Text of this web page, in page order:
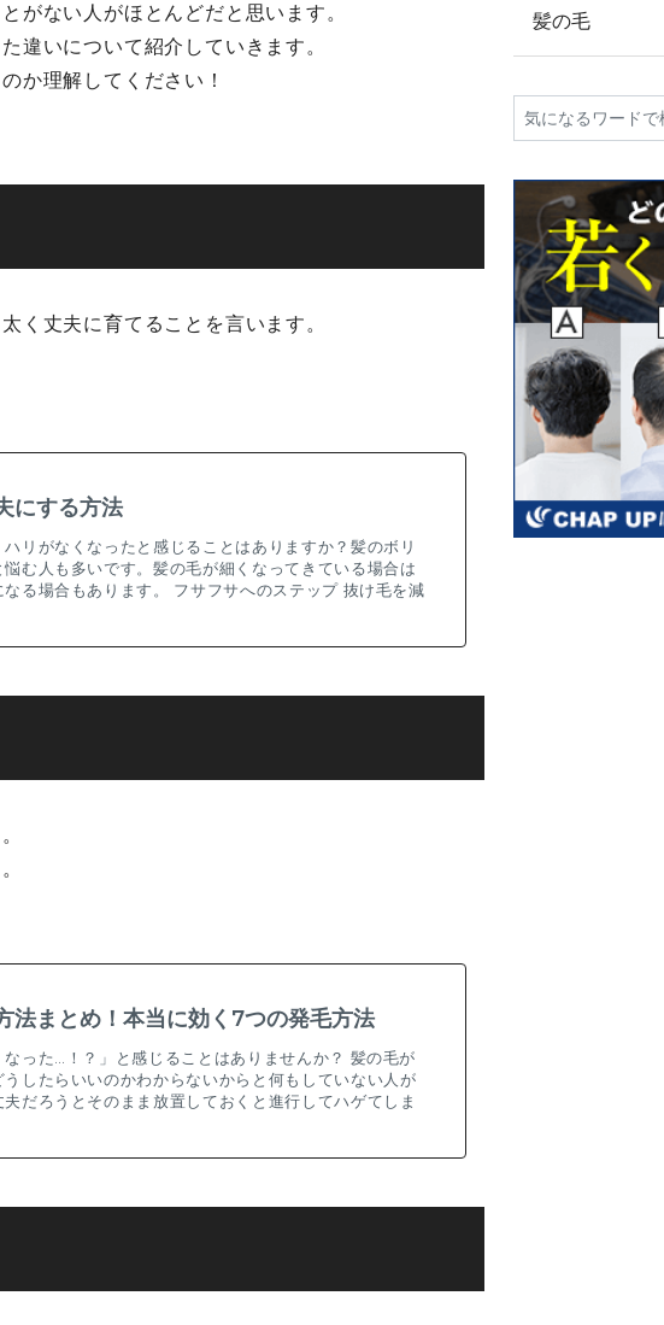
がない人がほとんどだと思います。
違いについて紹介していきます。
か理解してください！
く丈夫に育てることを言います。
にする方法
リがなくなったと感じることはありますか？髪のボリ
む人も多いです。髪の毛が細くなってきている場合は
る場合もあります。 フサフサへのステップ 抜け毛を減
法まとめ！本当に効く7つの発毛方法
った…！？」と感じることはありませんか？ 髪の毛が
したらいいのかわからないからと何もしていない人が
だろうとそのまま放置しておくと進行してハゲてしま
髪の毛